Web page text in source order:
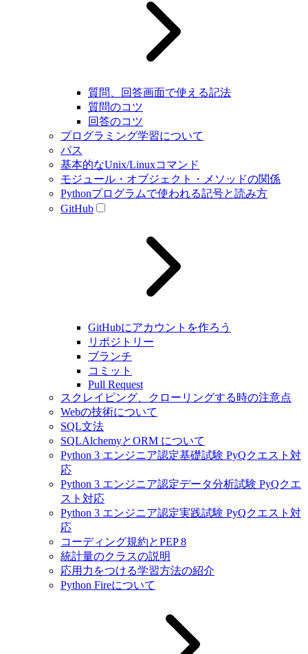
質問、回答画面で使える記法
質問のコツ
回答のコツ
プログラミング学習について
パス
基本的なUnix/Linuxコマンド
モジュール・オブジェクト・メソッドの関係
Pythonプログラムで使われる記号と読み方
GitHub
GitHubにアカウントを作ろう
リポジトリー
ブランチ
コミット
Pull Request
スクレイピング、クローリングする時の注意点
Webの技術について
SQL文法
SQLAlchemyとORM について
Python 3 エンジニア認定基礎試験 PyQクエスト対
応
Python 3 エンジニア認定データ分析試験 PyQクエ
スト対応
Python 3 エンジニア認定実践試験 PyQクエスト対
応
コーディング規約とPEP 8
統計量のクラスの説明
応用力をつける学習方法の紹介
Python Fireについて